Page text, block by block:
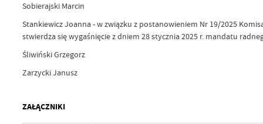
Sobierajski Marcin
Stankiewicz Joanna - w związku z postanowieniem Nr 19/2025
stwierdza się wygaśnięcie z dniem 28 stycznia 2025 r. mandatu
Śliwiński Grzegorz
Zarzycki Janusz
ZAŁĄCZNIKI